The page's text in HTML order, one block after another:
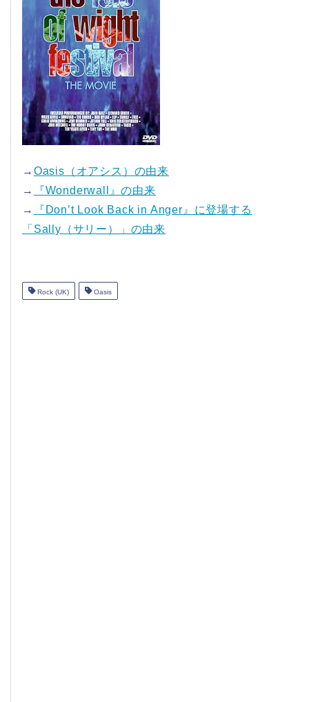
→ Oasis（オアシス）の由来
→
『Wonderwall』の由来
→
『Don’t Look Back in Anger』に登場する
「Sally（サリー）」の由来
Rock (UK) Oasis